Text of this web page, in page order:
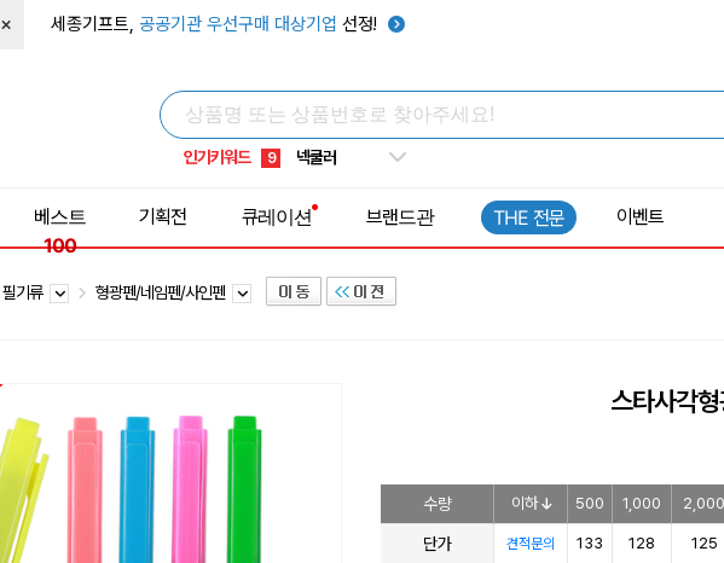
× 세종기프트, 공공기관 우선구매 대상기업 선정!
인기키워드
5 키캡
8 쿨토시
9 넥쿨러
1 선풍기
베스트
100
기획전 큐레이션 브랜드관 THE 전문 이벤트
필기류 형광펜/네임펜/사인펜
스타사각
수량 이하 500 1,000 2,000
단가 견적문의 133 128 125